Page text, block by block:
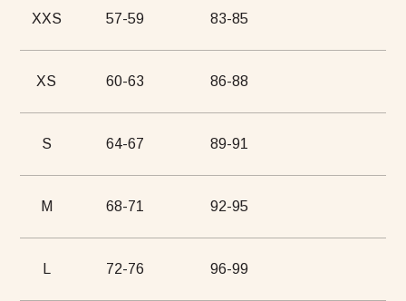
XXS 57-59 83-85
XS 60-63 86-88
S 64-67 89-91
M 68-71 92-95
72-76 96-99